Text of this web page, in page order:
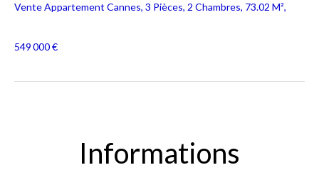
Vente Appartement Cannes, 3 Pièces, 2 Chambres, 73.02 M²,
549 000 €
Informations